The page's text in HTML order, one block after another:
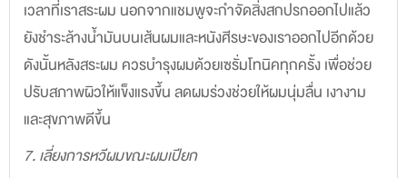
เวลาที่เราสระผม นอกจากแชมพูจะกำจัดสิ่งสกปรกออกไปแล้ว
ยังชำระล้างน้ำมันบนเส้นผมและหนังศีรษะของเราออกไปอีกด้วย
ดังนั้นหลังสระผม ควรบำรุงผมด้วยเซรั่มโทนิคทุกครั้ง เพื่อช่วย
ปรับสภาพผิวให้แข็งแรงขึ้น ลดผมร่วงช่วยให้ผมนุ่มลื่น เงางาม
และสุขภาพดีขึ้น
7. เลี่ยงการหวีผมขณะผมเปียก